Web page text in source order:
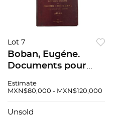
Lot 7
Boban, Eugéne.
Documents pour
Mexique. Paris: 1891.
Estimate
MXN$80,000 - MXN$120,000
Unsold